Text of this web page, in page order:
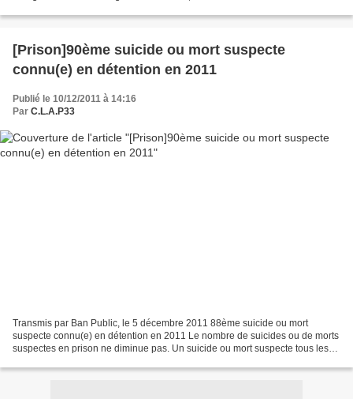
[Prison]90ème suicide ou mort suspecte
connu(e) en détention en 2011
Publié le 10/12/2011 à 14:16
Par C.L.A.P33
Transmis par Ban Public, le 5 décembre 2011 88ème suicide ou mort
suspecte connu(e) en détention en 2011 Le nombre de suicides ou de morts
suspectes en prison ne diminue pas. Un suicide ou mort suspecte tous les